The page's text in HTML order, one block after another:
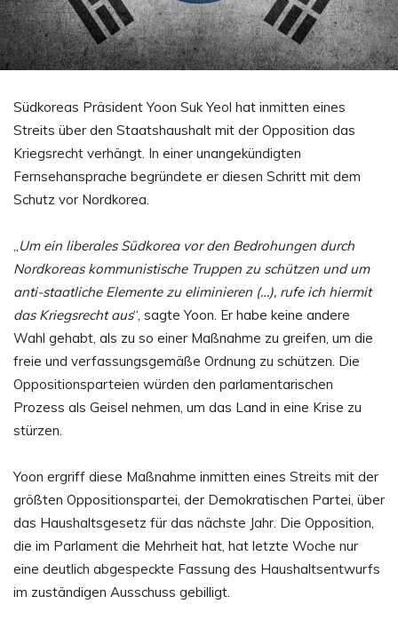
Südkoreas Präsident Yoon Suk Yeol hat inmitten eines
Streits über den Staatshaushalt mit der Opposition das
Kriegsrecht verhängt. In einer unangekündigten
Fernsehansprache begründete er diesen Schritt mit dem
Schutz vor Nordkorea.
„Um ein liberales Südkorea vor den Bedrohungen durch
Nordkoreas kommunistische Truppen zu schützen und um
anti-staatliche Elemente zu eliminieren (…), rufe ich hiermit
das Kriegsrecht aus“, sagte Yoon. Er habe keine andere
Wahl gehabt, als zu so einer Maßnahme zu greifen, um die
freie und verfassungsgemäße Ordnung zu schützen. Die
Oppositionsparteien würden den parlamentarischen
Prozess als Geisel nehmen, um das Land in eine Krise zu
stürzen.
Yoon ergriff diese Maßnahme inmitten eines Streits mit der
größten Oppositionspartei, der Demokratischen Partei, über
das Haushaltsgesetz für das nächste Jahr. Die Opposition,
die im Parlament die Mehrheit hat, hat letzte Woche nur
eine deutlich abgespeckte Fassung des Haushaltsentwurfs
im zuständigen Ausschuss gebilligt.